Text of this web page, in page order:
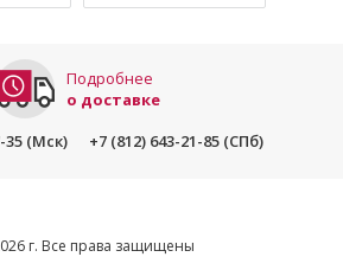
Подробнее
о доставке
35 (Мск)
+7 (812) 643-21-85 (СПб)
г. Все права защищены